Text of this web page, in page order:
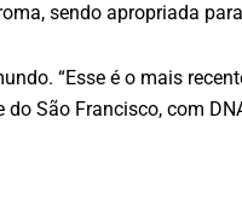
sendo apropriada
“Esse é o mais
São Francisco, com